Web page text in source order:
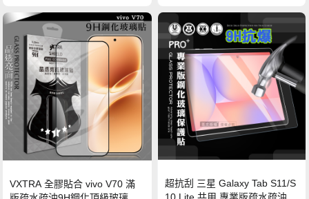
VXTRA 全膠貼合 vivo V70 滿
超抗刮 三星 Galaxy Tab S11/S
10 Lite 共用 專業版疏水疏油9